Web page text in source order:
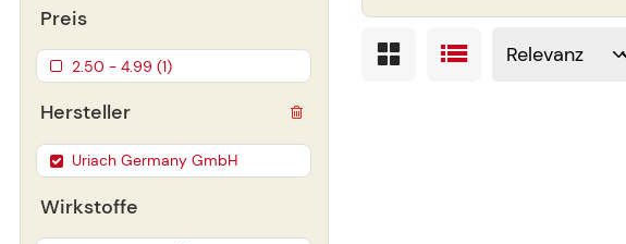
Preis
2.50 - 4.99 (1)
Hersteller
Uriach Germany GmbH
Wirkstoffe